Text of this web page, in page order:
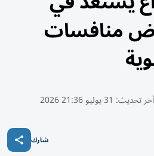
منافسات
آخر تحديث: 31 يوليو 21:36 2026
شارك